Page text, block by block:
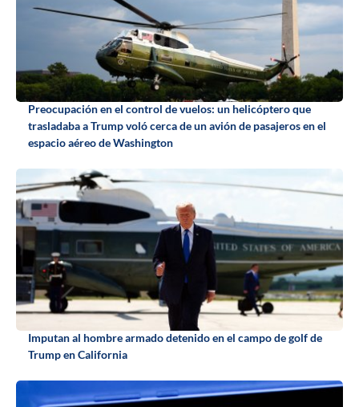
Preocupación en el control de vuelos: un helicóptero que
trasladaba a Trump voló cerca de un avión de pasajeros en el
espacio aéreo de Washington
Imputan al hombre armado detenido en el campo de golf de
Trump en California